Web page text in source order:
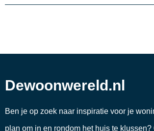
Dewoonwereld.nl
Ben je op zoek naar inspiratie voor je
plan om in en rondom het huis te klussen?